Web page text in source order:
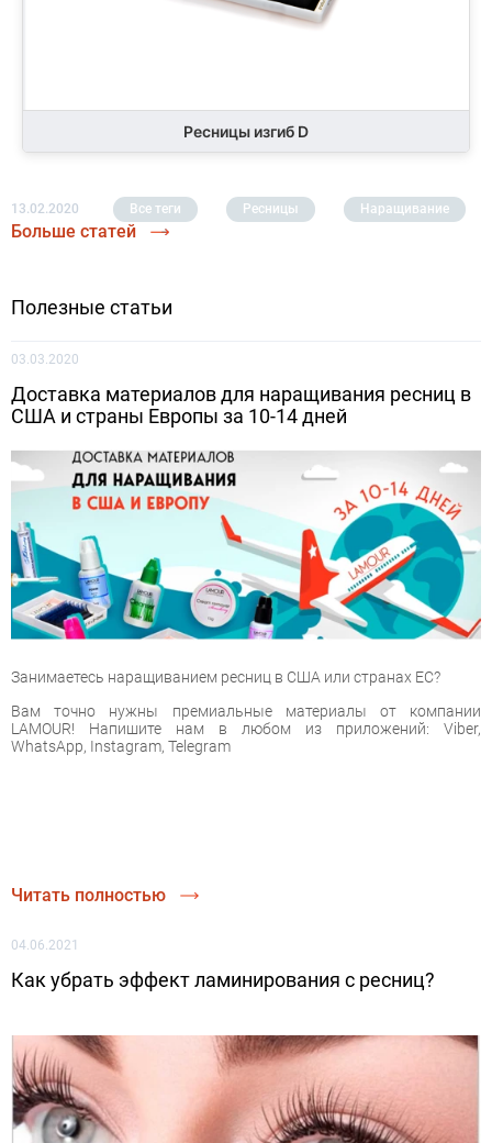
Ресницы изгиб D
13.02.2020 Все теги Ресницы Наращивание
Больше статей
Полезные статьи
03.03.2020
Доставка материалов для наращивания ресниц в
США и страны Европы за 10-14 дней
Занимаетесь наращиванием ресниц в США или странах ЕС?
Вам точно нужны премиальные материалы от компании
LAMOUR! Напишите нам в любом из приложений: Viber,
WhatsApp, Instagram, Telegram
Читать полностью
04.06.2021
Как убрать эффект ламинирования с ресниц?